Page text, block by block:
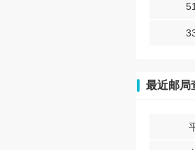
最近邮局